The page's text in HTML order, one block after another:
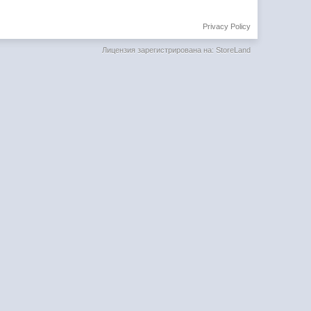
Privacy Policy
Лицензия зарегистрирована на: StoreLand